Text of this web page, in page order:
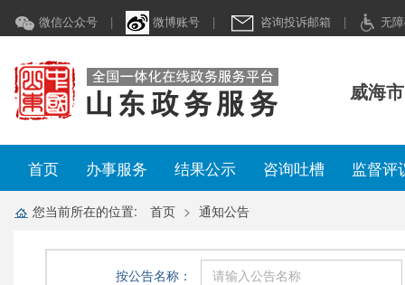
微信公众号 | 微博账号 | 咨询投诉邮箱 | 无
威海
首页 办事服务 结果公示 咨询吐槽 监督
您当前所在的位置: 首页 通知公告
按公告名称：